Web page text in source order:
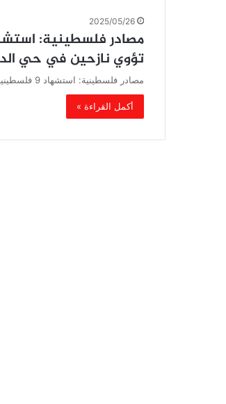
2025/05/26
تؤوي نازحين في حي
مصادر فلسطينية: استشهاد 9 فلسطينيين نتيجة قصف العدو الإسرائيلي مدرسة تؤوي نازحين في حي الدرج بمدينة #غزة ‏
أكمل القراءة »